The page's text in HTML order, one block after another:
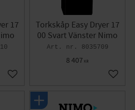
17
Gem som favorit
Torkskåp Easy Dryer 17
00 Svart Vänster Nimo
8035709
8 407 KR
Gem